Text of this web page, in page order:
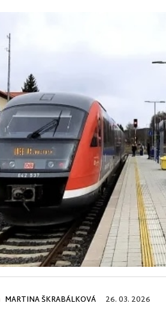
MARTINA ŠKRABÁLKOVÁ 26. 03. 2026